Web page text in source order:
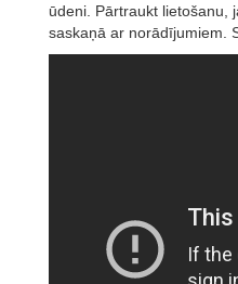
ūdeni. Pārtraukt lietošanu,
saskaņā ar norādījumiem.